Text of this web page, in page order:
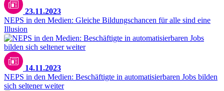
23.11.2023
NEPS in den Medien: Gleiche Bildungschancen für alle sind eine
Illusion
14.11.2023
NEPS in den Medien: Beschäftigte in automatisierbaren Jobs bilden
sich seltener weiter